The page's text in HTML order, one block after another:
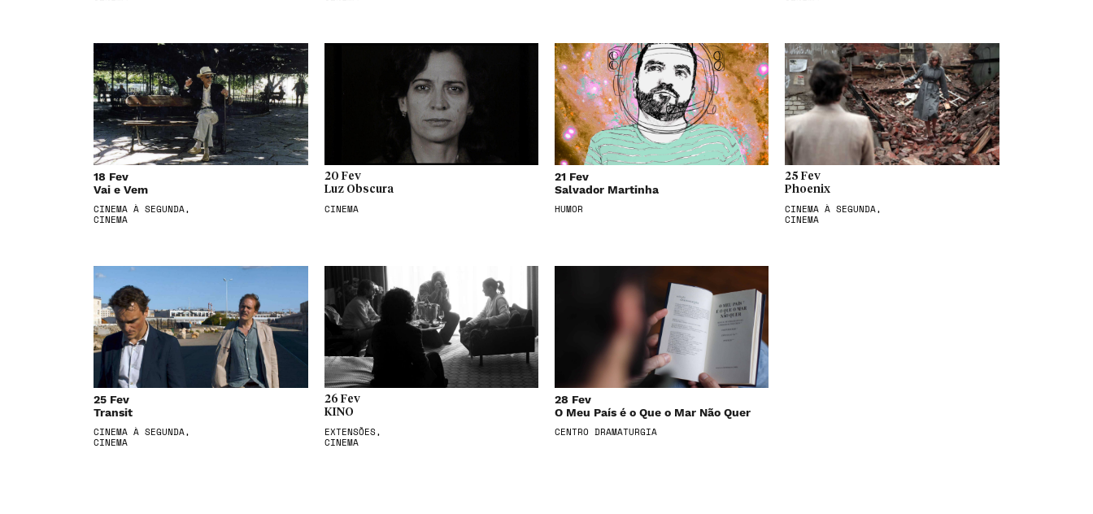
18 Fev
Vai e Vem
CINEMA À SEGUNDA,
CINEMA
20 Fev
Luz Obscura
CINEMA
21 Fev
Salvador Martinha
HUMOR
25 Fev
Phoenix
CINEMA À SEGUNDA,
CINEMA
25 Fev
Transit
CINEMA À SEGUNDA,
CINEMA
26 Fev
KINO
EXTENSÕES,
CINEMA
28 Fev
O Meu País é o Que o Mar Não Quer
CENTRO DRAMATURGIA